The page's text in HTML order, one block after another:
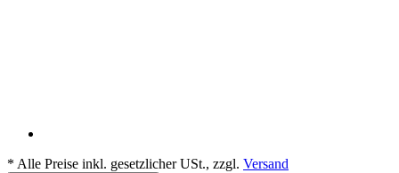
* Alle Preise inkl. gesetzlicher USt., zzgl. Versand